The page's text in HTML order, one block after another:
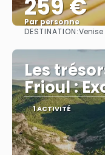
259 €
Par personne
DESTINATION:Venise
Les
Frioul :
1 ACTIVITÉ